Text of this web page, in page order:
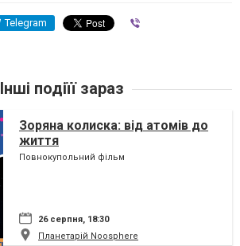
Telegram
Інші подіїї зараз
Зоряна колиска: від атомів до
життя
Повнокупольний фільм
26 серпня, 18:30
Планетарій Noosphere